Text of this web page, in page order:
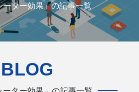
ーター効果」の記事一覧
BLOG